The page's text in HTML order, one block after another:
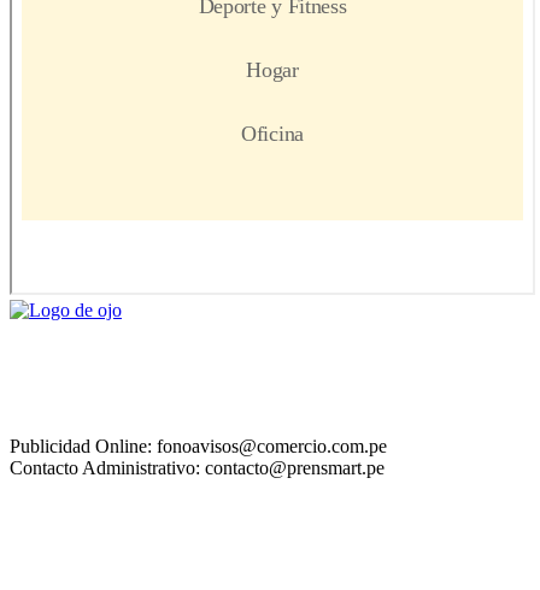
Publicidad Online: fonoavisos@comercio.com.pe
Contacto Administrativo: contacto@prensmart.pe